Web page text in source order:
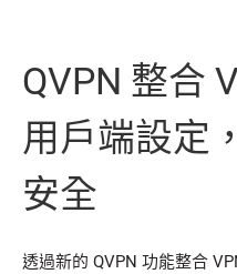
QVPN 整合
用戶端設定
安全
透過新的 QVPN 功能整合